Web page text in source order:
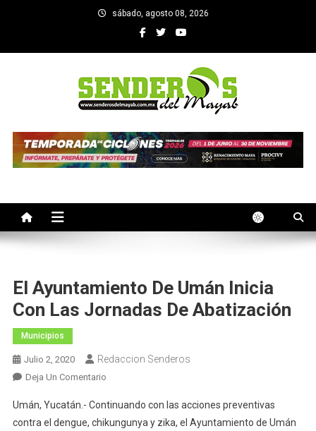
sábado, agosto 08, 2026
SENDEROS DEL MAYAB
El Ayuntamiento De Umán Inicia
Con Las Jornadas De Abatización
Municipios
Julio 2, 2020 Redaccion Senderos
Deja Un ComentarioEn
Ayuntamiento
De
Umán, Yucatán.- Continuando con las acciones preventivas
contra el dengue, chikungunya y zika, el Ayuntamiento de Umán